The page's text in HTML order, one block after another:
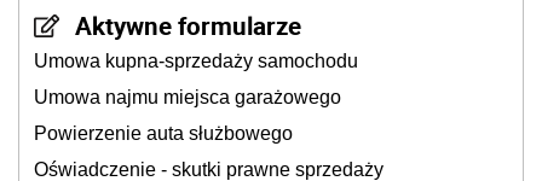
Aktywne formularze
Umowa kupna-sprzedaży samochodu
Umowa najmu miejsca garażowego
Powierzenie auta służbowego
Oświadczenie - skutki prawne sprzedaży